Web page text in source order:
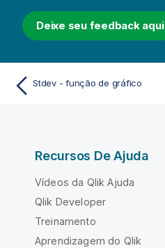
Deixe seu feedback aqui
Stdev - função de gráfico
Recursos De Ajuda
Vídeos da Qlik Ajuda
Qlik Developer
Treinamento
Aprendizagem do Qlik